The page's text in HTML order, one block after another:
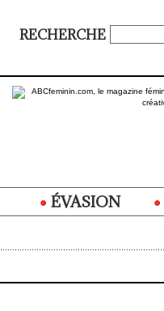
RECHERCHE
ÉVASION